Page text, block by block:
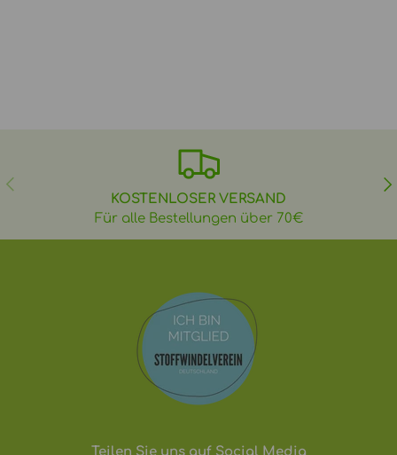
VORHERIGE
KOSTENLOSER VERSAND
Für alle Bestellungen über 70€